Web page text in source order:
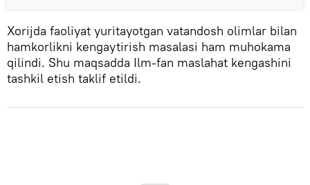
Xorijda faoliyat yuritayotgan vatandosh olimlar bilan
hamkorlikni kengaytirish masalasi ham muhokama
qilindi. Shu maqsadda Ilm-fan maslahat kengashini
tashkil etish taklif etildi.